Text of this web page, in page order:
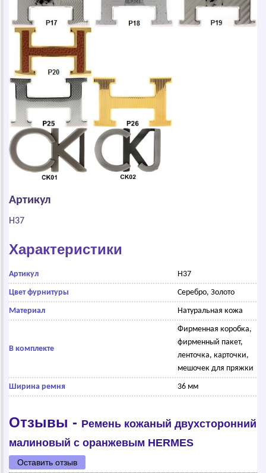
Артикул
H37
Характеристики
Артикул H37
Цвет фурнитуры Серебро, Золото
Материал Натуральная кожа
В комплекте
Фирменная коробка,
фирменный пакет,
ленточка, карточки,
мешочек для пряжки
Ширина ремня 36 мм
Отзывы - Ремень кожаный двухсторонний
малиновый с оранжевым НЕRМЕS
Оставить отзыв